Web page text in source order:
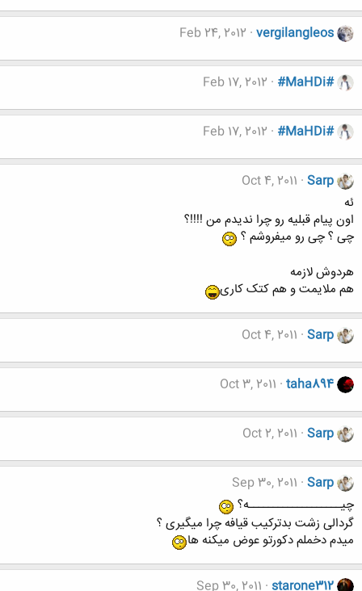
vergilangleos
Feb 24, 2012
#MaHDi#
Feb 17, 2012
#MaHDi#
Feb 17, 2012
Sarp
Oct 4, 2011
ئه
اون پیام قبلیه رو چرا ندیدم من !!!!؟
چی ؟ چی رو میفروشم ؟
هردوش لازمه
هم ملایمت و هم کتک کاری
Sarp
Oct 4, 2011
taha894
Oct 3, 2011
Sarp
Oct 2, 2011
Sarp
Sep 30, 2011
چیـــــــــــــــــــه؟
گردالی زشت بدترکیب قیافه چرا میگیری ؟
میدم دخملم دکورتو عوض میکنه ها
starone312
Sep 30, 2011